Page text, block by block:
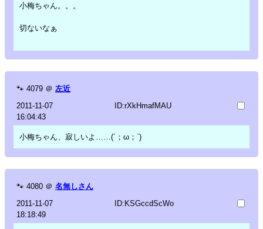
小梅ちゃん。。。
切ないなぁ
🐾 4079 ＠ 左近
2011-11-07
16:04:43
ID:rXkHmafMAU
小梅ちゃん、寂しいよ……(´；ω；`)
🐾 4080 ＠ 名無しさん
2011-11-07
18:18:49
ID:KSGccdScWo